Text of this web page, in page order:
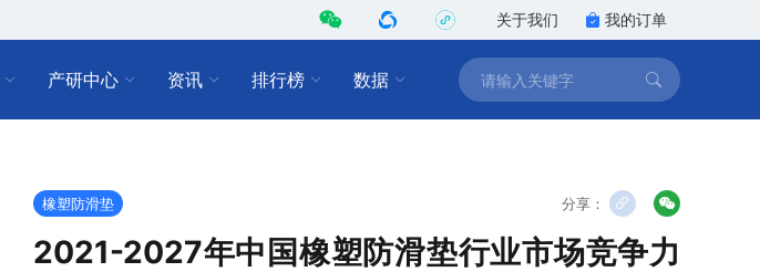
关于我们 我的订单
产研中心 资讯 排行榜 数据
橡塑防滑垫 分享：
2021-2027年中国橡塑防滑垫行业市场竞争力